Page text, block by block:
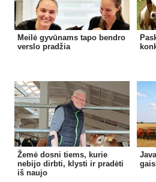
Meilė gyvūnams tapo bendro
verslo pradžia
Žemė dosni tiems, kurie
nebijo dirbti, klysti ir pradėti
iš naujo